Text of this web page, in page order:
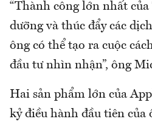
“Thành công lớn nhất
dưỡng và thúc đẩy các
ông có thể tạo ra cuộc
đầu tư nhìn nhận”, ông
Hai sản phẩm lớn của
kỷ điều hành đầu tiên của